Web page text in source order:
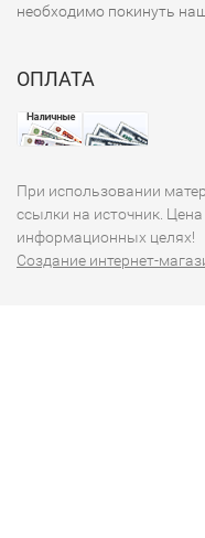
необходимо покинуть
ОПЛАТА
При использовании
ссылки на источник.
информационных целях!
Создание интернет-